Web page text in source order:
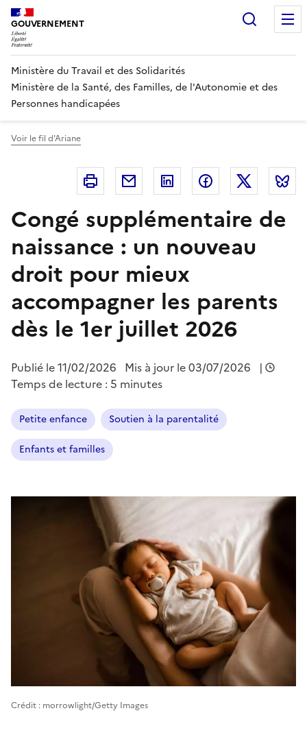
Panneau de gestion des cookies
GOUVERNEMENT
Ministère du Travail et des Solidarités
Ministère de la Santé, des Familles, de l'Autonomie et des
Personnes handicapées
Voir le fil d'Ariane
Imprimer Courriel Linkedin FacebookTwitter
Congé supplémentaire de
naissance : un nouveau
droit pour mieux
accompagner les parents
dès le 1er juillet 2026
Publié le11/02/2026 Mis à jour le 03/07/2026
|
Temps de lecture : 5 minutes
Petite enfance Soutien à la parentalité
Enfants et familles
Crédit : morrowlight/Getty Images